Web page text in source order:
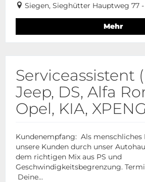
Siegen, Sieghütter Hauptweg 77
Mehr
Serviceassistent
Jeep, DS, Alfa
Opel, KIA, XPENG
Kundenempfang: Als menschliches
unsere Kunden durch unser
dem richtigen Mix aus PS und
Geschwindigkeitsbegrenzung.
Deine...